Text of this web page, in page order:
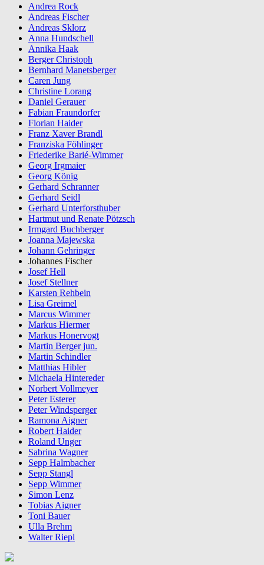
Andrea Rock
Andreas Fischer
Andreas Sklorz
Anna Hundschell
Annika Haak
Berger Christoph
Bernhard Manetsberger
Caren Jung
Christine Lorang
Daniel Gerauer
Fabian Fraundorfer
Florian Haider
Franz Xaver Brandl
Franziska Föhlinger
Friederike Barié-Wimmer
Georg Irgmaier
Georg König
Gerhard Schranner
Gerhard Seidl
Gerhard Unterforsthuber
Hartmut und Renate Pötzsch
Irmgard Buchberger
Joanna Majewska
Johann Gehringer
Johannes Fischer
Josef Hell
Josef Stellner
Karsten Rehbein
Lisa Greimel
Marcus Wimmer
Markus Hiermer
Markus Honervogt
Martin Berger jun.
Martin Schindler
Matthias Hibler
Michaela Hintereder
Norbert Vollmeyer
Peter Esterer
Peter Windsperger
Ramona Aigner
Robert Haider
Roland Unger
Sabrina Wagner
Sepp Halmbacher
Sepp Stangl
Sepp Wimmer
Simon Lenz
Tobias Aigner
Toni Bauer
Ulla Brehm
Walter Riepl